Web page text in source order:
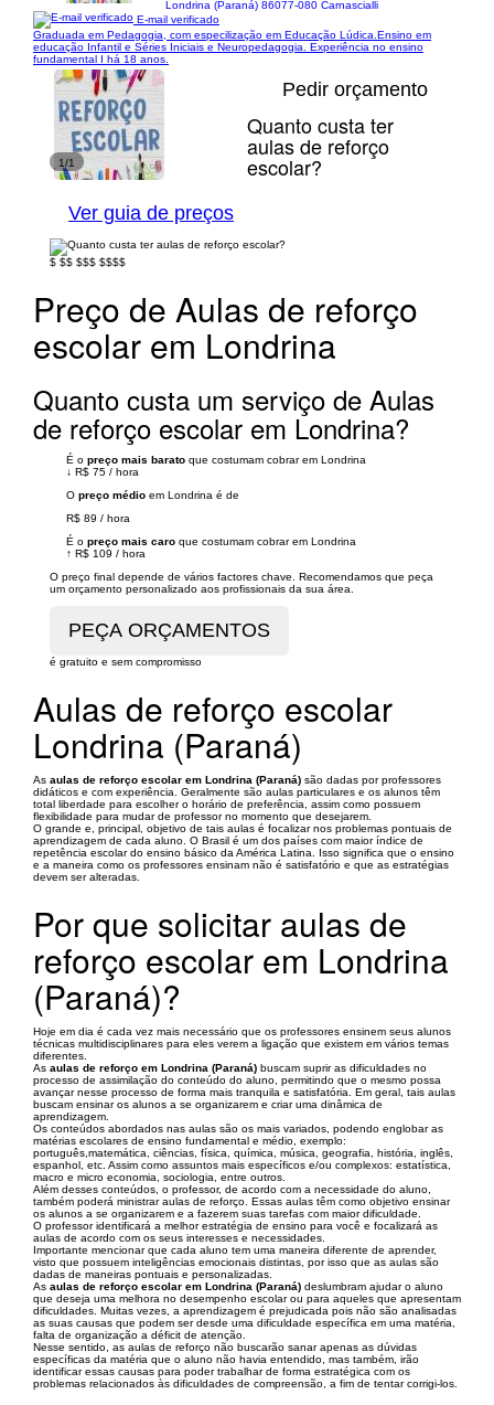
Londrina (Paraná) 86077-080 Carnascialli
E-mail verificado
Graduada em Pedagogia, com especilização em Educação Lúdica.Ensino em
educação Infantil e Séries Iniciais e Neuropedagogia. Experiência no ensino
fundamental I há 18 anos.
1/1
Pedir orçamento
Quanto custa ter
aulas de reforço
escolar?
Ver guia de preços
$ $$ $$$ $$$$
Preço de Aulas de reforço
escolar em Londrina
Quanto custa um serviço de Aulas
de reforço escolar em Londrina?
É o preço mais barato que costumam cobrar em Londrina
↓ R$ 75 / hora
O preço médio em Londrina é de
R$ 89 / hora
É o preço mais caro que costumam cobrar em Londrina
↑ R$ 109 / hora
O preço final depende de vários factores chave. Recomendamos que peça
um orçamento personalizado aos profissionais da sua área.
é gratuito e sem compromisso
Aulas de reforço escolar
Londrina (Paraná)
As aulas de reforço escolar em Londrina (Paraná) são dadas por professores
didáticos e com experiência. Geralmente são aulas particulares e os alunos têm
total liberdade para escolher o horário de preferência, assim como possuem
flexibilidade para mudar de professor no momento que desejarem.
O grande e, principal, objetivo de tais aulas é focalizar nos problemas pontuais de
aprendizagem de cada aluno. O Brasil é um dos países com maior índice de
repetência escolar do ensino básico da América Latina. Isso significa que o ensino
e a maneira como os professores ensinam não é satisfatório e que as estratégias
devem ser alteradas.
Por que solicitar aulas de
reforço escolar em Londrina
(Paraná)?
Hoje em dia é cada vez mais necessário que os professores ensinem seus alunos
técnicas multidisciplinares para eles verem a ligação que existem em vários temas
diferentes.
As aulas de reforço em Londrina (Paraná) buscam suprir as dificuldades no
processo de assimilação do conteúdo do aluno, permitindo que o mesmo possa
avançar nesse processo de forma mais tranquila e satisfatória. Em geral, tais aulas
buscam ensinar os alunos a se organizarem e criar uma dinâmica de
aprendizagem.
Os conteúdos abordados nas aulas são os mais variados, podendo englobar as
matérias escolares de ensino fundamental e médio, exemplo:
português,matemática, ciências, física, química, música, geografia, história, inglês,
espanhol, etc. Assim como assuntos mais específicos e/ou complexos: estatística,
macro e micro economia, sociologia, entre outros.
Além desses conteúdos, o professor, de acordo com a necessidade do aluno,
também poderá ministrar aulas de reforço. Essas aulas têm como objetivo ensinar
os alunos a se organizarem e a fazerem suas tarefas com maior dificuldade.
O professor identificará a melhor estratégia de ensino para você e focalizará as
aulas de acordo com os seus interesses e necessidades.
Importante mencionar que cada aluno tem uma maneira diferente de aprender,
visto que possuem inteligências emocionais distintas, por isso que as aulas são
dadas de maneiras pontuais e personalizadas.
As aulas de reforço escolar em Londrina (Paraná) deslumbram ajudar o aluno
que deseja uma melhora no desempenho escolar ou para aqueles que apresentam
dificuldades. Muitas vezes, a aprendizagem é prejudicada pois não são analisadas
as suas causas que podem ser desde uma dificuldade específica em uma matéria,
falta de organização a déficit de atenção.
Nesse sentido, as aulas de reforço não buscarão sanar apenas as dúvidas
específicas da matéria que o aluno não havia entendido, mas também, irão
identificar essas causas para poder trabalhar de forma estratégica com os
problemas relacionados às dificuldades de compreensão, a fim de tentar corrigi-los.